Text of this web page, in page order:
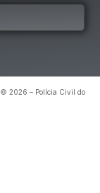
© 2026 – Polícia Civil do